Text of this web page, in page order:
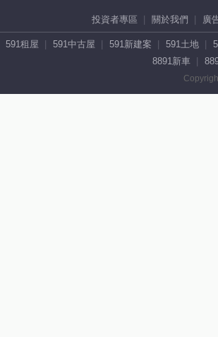
投資者專區 關於我們 廣
591租屋 591中古屋 591新建案 591土地
8891新車